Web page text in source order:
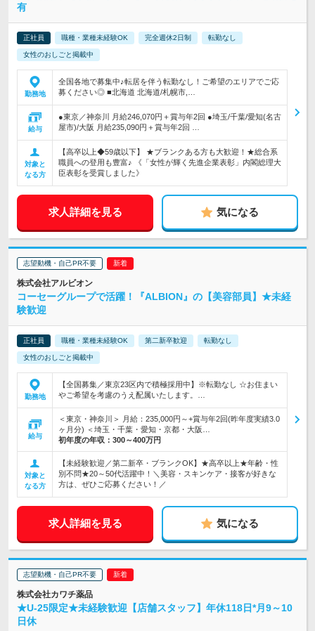
有
正社員 職種・業種未経験OK 完全週休2日制 転勤なし
女性のおしごと掲載中
勤務地
全国各地で募集中♪転居を伴う転勤なし！ご希望のエリアでご応
募ください◎ ■北海道 北海道/札幌市,…
給与
●東京／神奈川 月給246,070円＋賞与年2回 ●埼玉/千葉/愛知(名古
屋市)/大阪 月給235,090円＋賞与年2回 …
対象と
なる方
【高卒以上◆59歳以下】 ★ブランクある方も大歓迎！★総合系
職員への登用も豊富♪ 《「女性が輝く先進企業表彰」内閣総理大
臣表彰を受賞しました》
求人詳細を見る 気になる
志望動機・自己PR不要
株式会社アルビオン
コーセーグループで活躍！『ALBION』の【美容部員】★未経
験歓迎
正社員 職種・業種未経験OK 第二新卒歓迎 転勤なし
女性のおしごと掲載中
勤務地
【全国募集／東京23区内で積極採用中】※転勤なし ☆お住まい
やご希望を考慮のうえ配属いたします。…
給与
＜東京・神奈川＞ 月給：235,000円～+賞与年2回(昨年度実績3.0
ヶ月分) ＜埼玉・千葉・愛知・京都・大阪…
初年度の年収： 300～400万円
対象と
なる方
【未経験歓迎／第二新卒・ブランクOK】★高卒以上★年齢・性
別不問★20～50代活躍中！＼美容・スキンケア・接客が好きな
方は、ぜひご応募ください！／
求人詳細を見る 気になる
志望動機・自己PR不要
株式会社カワチ薬品
★U-25限定★未経験歓迎【店舗スタッフ】年休118日*月9～10
日休